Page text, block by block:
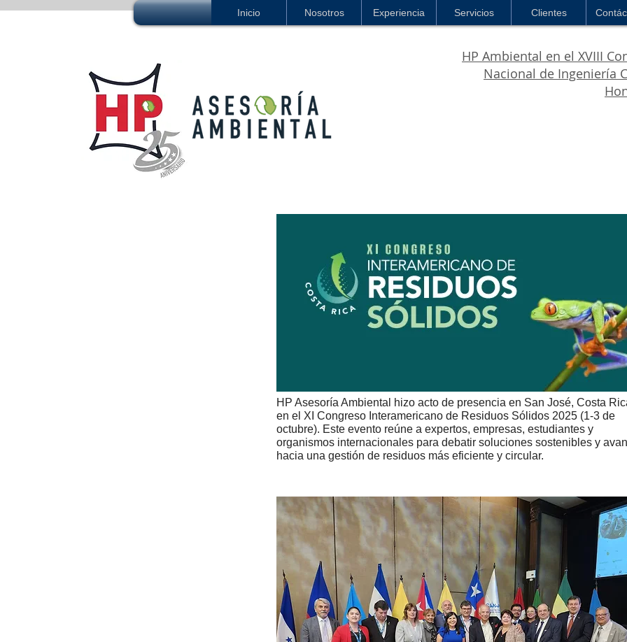
Inicio Nosotros Experiencia Servicios Clientes
HP Ambiental en el XVIII
Nacional de Ingeniería
HP Asesoría Ambiental hizo acto de presencia en San José, Costa
en el XI Congreso Interamericano de Residuos Sólidos 2025 (1-3 de
octubre). Este evento reúne a expertos, empresas, estudiantes y
organismos internacionales para debatir soluciones sostenibles y
hacia una gestión de residuos más eficiente y circular.